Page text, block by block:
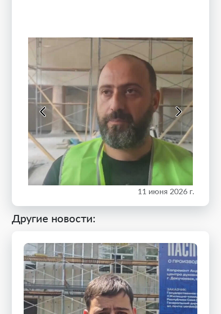
11 июня 2026 г.
Другие новости: